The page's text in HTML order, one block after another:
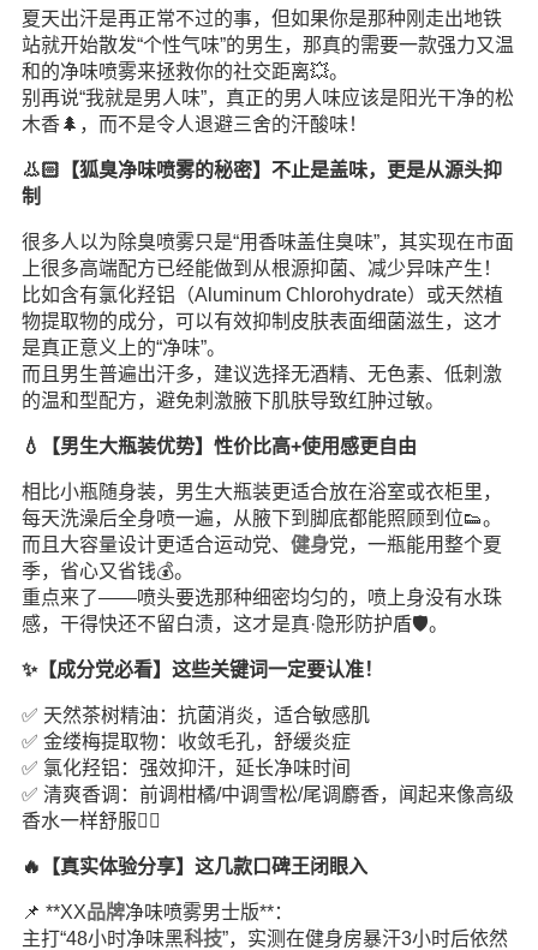
夏天出汗是再正常不过的事，但如果你是那种刚走出地铁
站就开始散发“个性气味”的男生，那真的需要一款强力又温
和的净味喷雾来拯救你的社交距离💥。
别再说“我就是男人味”，真正的男人味应该是阳光干净的松
木香🌲，而不是令人退避三舍的汗酸味！
👃🏻【狐臭净味喷雾的秘密】不止是盖味，更是从源头抑
制
很多人以为除臭喷雾只是“用香味盖住臭味”，其实现在市面
上很多高端配方已经能做到从根源抑菌、减少异味产生！
比如含有氯化羟铝（Aluminum Chlorohydrate）或天然植
物提取物的成分，可以有效抑制皮肤表面细菌滋生，这才
是真正意义上的“净味”。
而且男生普遍出汗多，建议选择无酒精、无色素、低刺激
的温和型配方，避免刺激腋下肌肤导致红肿过敏。
💧【男生大瓶装优势】性价比高+使用感更自由
相比小瓶随身装，男生大瓶装更适合放在浴室或衣柜里，
每天洗澡后全身喷一遍，从腋下到脚底都能照顾到位👟。
而且大容量设计更适合运动党、 健身党，一瓶能用整个夏
季，省心又省钱💰。
重点来了——喷头要选那种细密均匀的，喷上身没有水珠
感，干得快还不留白渍，这才是真·隐形防护盾🛡️。
✨【成分党必看】这些关键词一定要认准！
✅ 天然茶树精油：抗菌消炎，适合敏感肌
✅ 金缕梅提取物：收敛毛孔，舒缓炎症
✅ 氯化羟铝：强效抑汗，延长净味时间
✅ 清爽香调：前调柑橘/中调雪松/尾调麝香，闻起来像高级
香水一样舒服🧖‍♂️
🔥【真实体验分享】这几款口碑王闭眼入
📌 **XX品牌净味喷雾男士版**：
主打“48小时净味黑科技”，实测在健身房暴汗3小时后依然